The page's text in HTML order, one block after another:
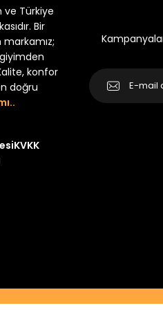
ve Türkiye
Bir
giyimden
konfor
doğru
KVKK